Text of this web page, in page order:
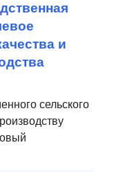
и
сельского